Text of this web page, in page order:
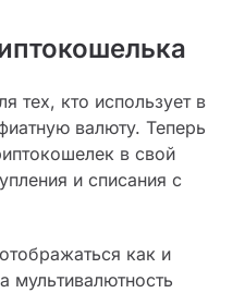
тех, кто использует в
валюту. Теперь
в свой
и списания с
как и
мультивалютность